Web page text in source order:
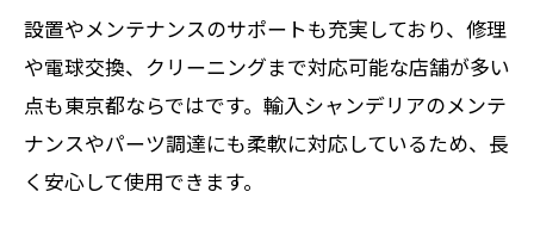
設置やメンテナンスのサポートも充実しており、修理
や電球交換、クリーニングまで対応可能な店舗が多い
点も東京都ならではです。輸入シャンデリアのメンテ
ナンスやパーツ調達にも柔軟に対応しているため、長
く安心して使用できます。